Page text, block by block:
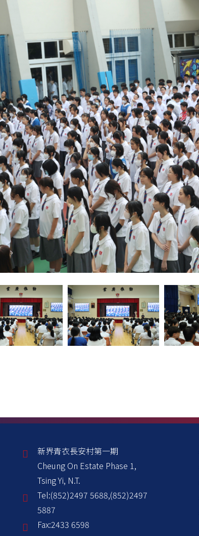
新界青衣長安村第一期
Cheung On Estate Phase 1,
Tsing Yi, N.T.
Tel:(852)2497 5688,(852)2497
5887
Fax:2433 6598